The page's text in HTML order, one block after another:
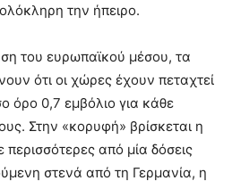
την ήπειρο.
του ευρωπαϊκού μέσου, τα
ότι οι χώρες έχουν πεταχτεί
όρο 0,7 εμβόλιο για κάθε
Στην «κορυφή» βρίσκεται η
περισσότερες από μία δόσεις
στενά από τη Γερμανία, η